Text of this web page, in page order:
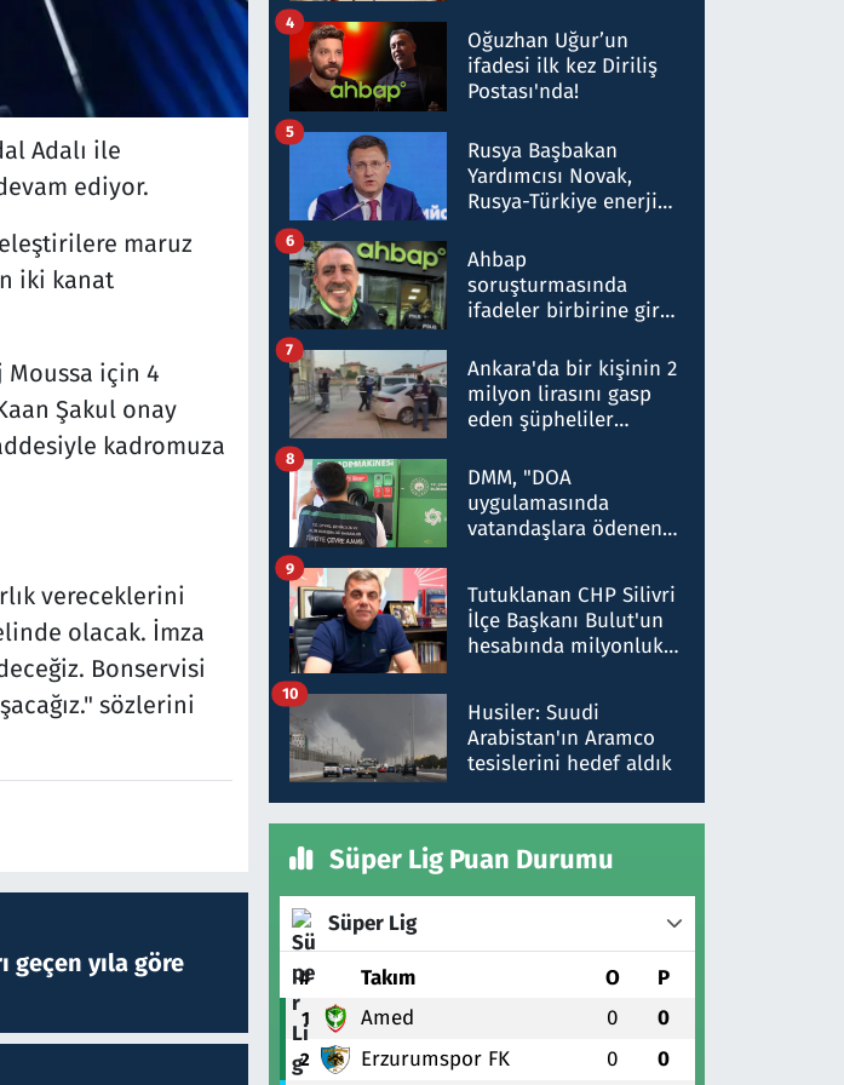
Adalı ile
ediyor.
maruz
iki kanat
Moussa için 4
Şakul onay
kadromuza
vereceklerini
olacak. İmza
Bonservisi
sözlerini
geçen yıla göre
Oğuzhan Uğur’un
ifadesi ilk kez Diriliş
Postası'nda!
4
Rusya Başbakan
Yardımcısı Novak,
Rusya-Türkiye enerji
nitelikte olduğunu
belirtti
5
Ahbap
soruşturmasında
ifadeler birbirine girdi:
ifadelerinden ortaya
çıkan tablo şok etti
6
Ankara'da bir kişinin 2
milyon lirasını gasp
eden şüpheliler
7
DMM, "DOA
uygulamasında
vatandaşlara ödenen
düşürüldüğü" iddiasını
yalanladı
8
Tutuklanan CHP Silivri
İlçe Başkanı Bulut'un
hesabında milyonluk
talimat verdi, ben
gönderdim
9
Husiler: Suudi
Arabistan'ın Aramco
tesislerini hedef aldık
10
Süper Lig Puan Durumu
Süper Lig
# Takım O P
1 Amed 0 0
2 Erzurumspor FK 0 0